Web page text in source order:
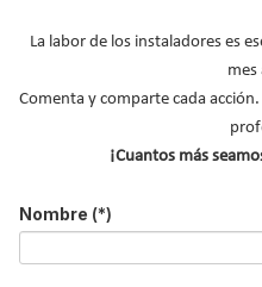
Tubería multicapa
Tubería polietileno
Instaladores
NOTICIAS
La labor de los instaladores es
mes
Comenta y comparte cada
¡Cuantos más
Nombre (*)